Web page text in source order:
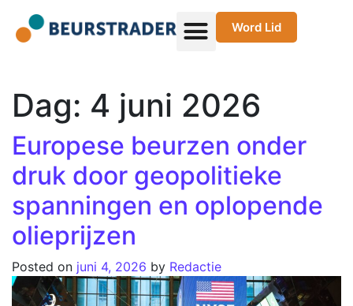
Word Lid
Dag: 4 juni 2026
Europese beurzen onder
druk door geopolitieke
spanningen en oplopende
olieprijzen
Posted on juni 4, 2026 by Redactie